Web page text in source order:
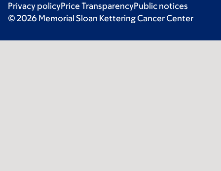
Privacy policyPrice TransparencyPublic notices
© 2026 Memorial Sloan Kettering Cancer Center